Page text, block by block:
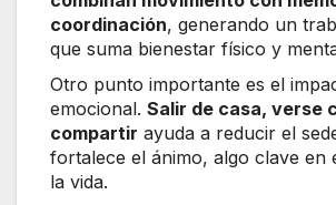
coordinación, generando un
que suma bienestar físico y
Otro punto importante es el
emocional. Salir de casa, verse
compartir ayuda a reducir el
fortalece el ánimo, algo clave en
la vida.